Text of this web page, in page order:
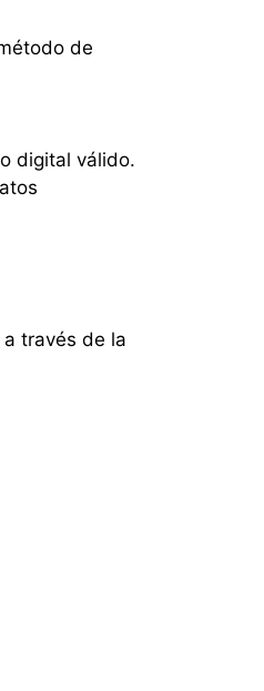
de
digital válido.
través de la